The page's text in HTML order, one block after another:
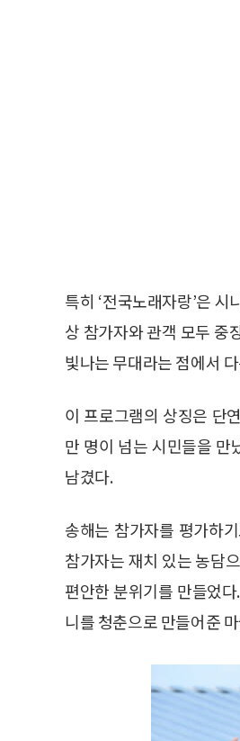
특히 ‘전국노래자랑’은
상 참가자와 관객 모두 중
빛나는 무대라는 점에서
이 프로그램의 상징은 단
만 명이 넘는 시민들을 만
남겼다.
송해는 참가자를 평가하
참가자는 재치 있는 농담
편안한 분위기를 만들었
니를 청춘으로 만들어준